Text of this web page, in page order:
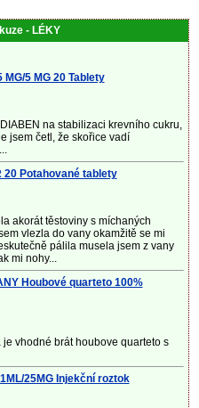
- LÉKY
MG/5 MG 20 Tablety
na stabilizaci krevního cukru,
jsem četl, že skořice vadí
20 Potahované tablety
akorát těstoviny s míchaných
vlezla do vany okamžitě se mi
pálila musela jsem z vany
mi nohy...
Houbové quarteto 100%
vhodné brát houbove quarteto s
25MG Injekční roztok